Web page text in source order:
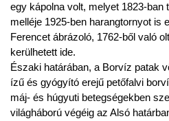
egy kápolna volt, melyet 1823-ban
melléje 1925-ben harangtornyot is
Ferencet ábrázoló, 1762-ből való
kerülhetett ide.
Északi határában, a Borvíz patak
ízű és gyógyító erejű petőfalvi
máj- és húgyuti betegségekben
világháború végéig az Alsó